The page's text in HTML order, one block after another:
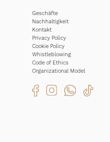
Geschäfte
Nachhaltigkeit
Kontakt
Privacy Policy
Cookie Policy
Whistleblowing
Code of Ethics
Organizational Model